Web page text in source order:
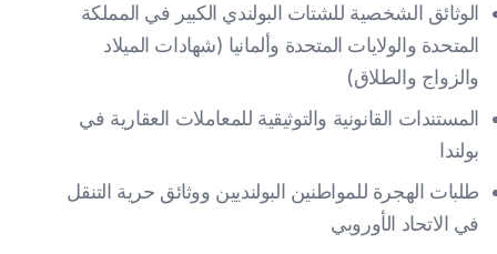
الوثائق الشخصية للشتات البولندي الكبير في المملكة
المتحدة والولايات المتحدة وألمانيا (شهادات الميلاد
والزواج والطلاق)
المستندات القانونية والتوثيقية للمعاملات العقارية في
بولندا
طلبات الهجرة للمواطنين البولنديين ووثائق حرية التنقل
في الاتحاد الأوروبي